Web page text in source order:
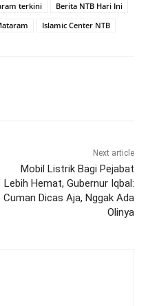
terkini
Berita NTB Hari Ini
Islamic Center NTB
Next article
Mobil Listrik Bagi Pejabat
Lebih Hemat, Gubernur Iqbal:
Cuman Dicas Aja, Nggak Ada
Olinya